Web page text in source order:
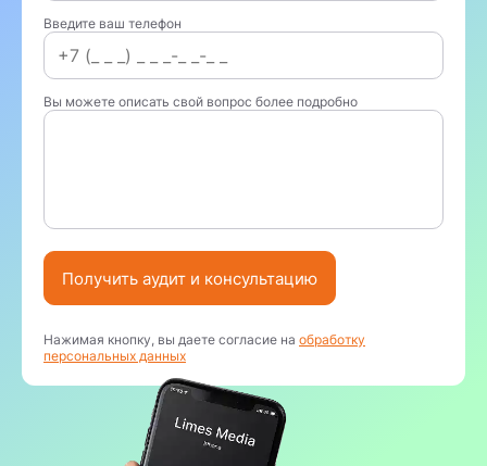
Введите ваш телефон
Вы можете описать свой вопрос более подробно
Получить аудит и консультацию
Нажимая кнопку, вы даете согласие на обработку
персональных данных